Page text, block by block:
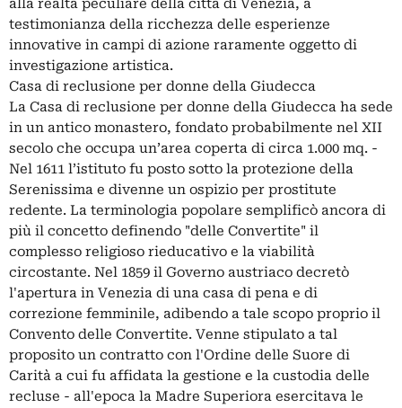
alla realtà peculiare della città di Venezia, a
testimonianza della ricchezza delle esperienze
innovative in campi di azione raramente oggetto di
investigazione artistica.
Casa di reclusione per donne della Giudecca
La Casa di reclusione per donne della Giudecca ha sede
in un antico monastero, fondato probabilmente nel XII
secolo che occupa un’area coperta di circa 1.000 mq. -
Nel 1611 l’istituto fu posto sotto la protezione della
Serenissima e divenne un ospizio per prostitute
redente. La terminologia popolare semplificò ancora di
più il concetto definendo "delle Convertite" il
complesso religioso rieducativo e la viabilità
circostante. Nel 1859 il Governo austriaco decretò
l'apertura in Venezia di una casa di pena e di
correzione femminile, adibendo a tale scopo proprio il
Convento delle Convertite. Venne stipulato a tal
proposito un contratto con l'Ordine delle Suore di
Carità a cui fu affidata la gestione e la custodia delle
recluse - all'epoca la Madre Superiora esercitava le